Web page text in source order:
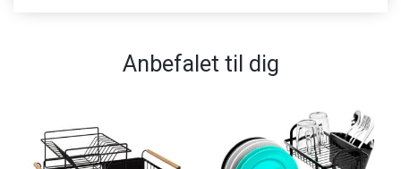
Anbefalet til dig